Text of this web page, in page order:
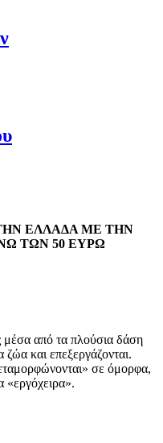
ΕΛΛΑΔΑ ΜΕ ΤΗΝ
ΤΩΝ 50 ΕΥΡΩ
μέσα από τα πλούσια δάση
και επεξεργάζονται.
σε όμορφα,
«εργόχειρα».